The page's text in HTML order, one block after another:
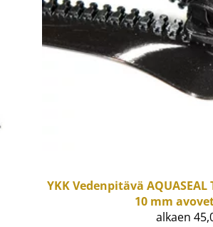
YKK Vedenpitävä
10 mm
alkaen